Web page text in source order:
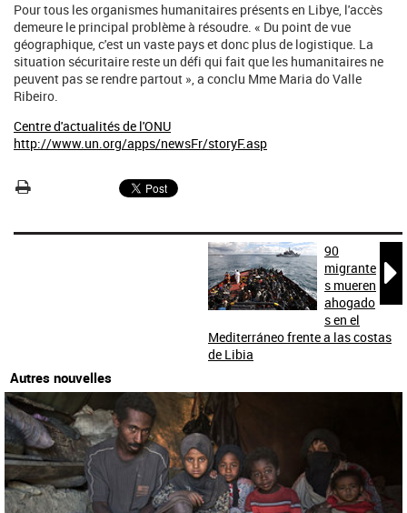
Pour tous les organismes humanitaires présents en Libye, l'accès
demeure le principal problème à résoudre. « Du point de vue
géographique, c'est un vaste pays et donc plus de logistique. La
situation sécuritaire reste un défi qui fait que les humanitaires ne
peuvent pas se rendre partout », a conclu Mme Maria do Valle
Ribeiro.
Centre d'actualités de l'ONU
http://www.un.org/apps/newsFr/storyF.asp

90
migrante
s mueren
ahogado
s en el
Mediterráneo frente a las costas
de Libia
Autres nouvelles